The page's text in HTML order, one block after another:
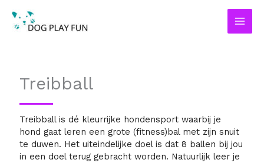
naar
Treibball
Treibball is dé kleurrijke hondensport waarbij je
hond gaat leren een grote (fitness)bal met zijn snuit
te duwen. Het uiteindelijke doel is dat 8 ballen bij jou
in een doel terug gebracht worden. Natuurlijk leer je